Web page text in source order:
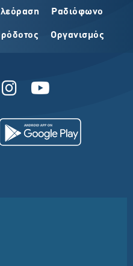
Ραδιόφωνο
Οργανισμός